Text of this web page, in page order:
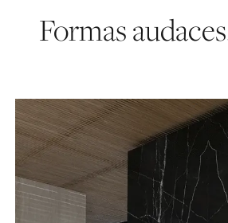
Formas